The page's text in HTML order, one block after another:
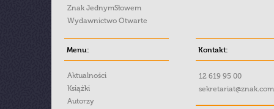
Znak JednymSłowem
Wydawnictwo Otwarte
Menu:
Aktualności
Książki
Autorzy
Kontakt:
12 619 95 00